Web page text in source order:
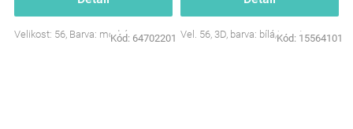
Velikost: 56, Barva: modrá
Kód: 64702201 Vel. 56, 3D, barva: bílá/smetana
Kód: 15564101